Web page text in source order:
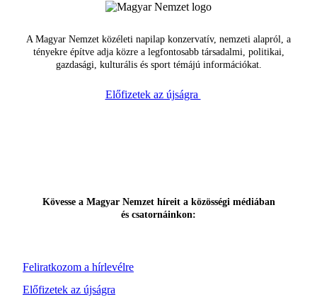
A Magyar Nemzet közéleti napilap konzervatív, nemzeti alapról, a
tényekre építve adja közre a legfontosabb társadalmi, politikai,
gazdasági, kulturális és sport témájú információkat.
Előfizetek az újságra
Feliratkozom a hírlevélre
Kövesse a Magyar Nemzet híreit a közösségi médiában
és csatornáinkon:
Előfizetek az újságra